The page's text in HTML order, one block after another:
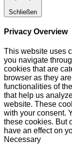
Schließen
Privacy Overview
This website uses
you navigate
cookies that are
browser as they
functionalities of
that help us
website. These
with your consent.
these cookies. But
have an effect on
Necessary